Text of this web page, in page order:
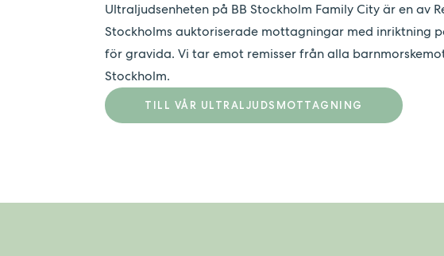
Ultraljudsenheten på BB Stockholm Family City är en av
Stockholms auktoriserade mottagningar med inriktning
för gravida. Vi tar emot remisser från alla
Stockholm.
TILL VÅR ULTRALJUDSMOTTAGNING